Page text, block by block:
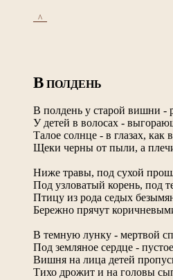
_^_
В ПОЛДЕНЬ
В полдень у старой вишни -
У детей в волосах -
Талое солнце - в глазах, как
Щеки черны от пыли, а
Ниже травы, под сухой
Под узловатый корень, под
Птицу из рода седых
Бережно прячут
В темную лунку - мертвой
Под земляное сердце -
Вишня на лица детей
Тихо дрожит и на головы